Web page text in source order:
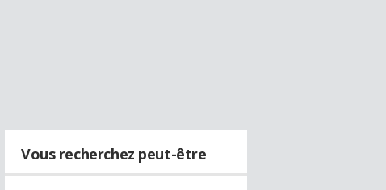
Vous recherchez peut-être